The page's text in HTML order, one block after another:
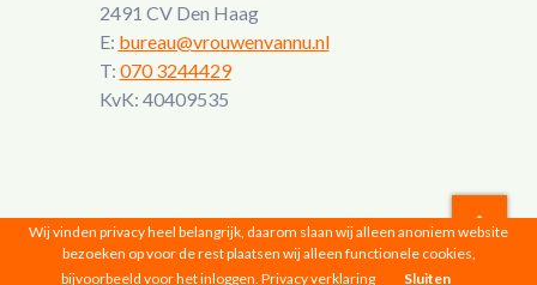
2491 CV Den Haag
E: bureau@vrouwenvannu.nl
T: 070 3244429
KvK: 40409535
Vrouwen van Nu © 2026 |Privacyverklaring
Wij vinden privacy heel belangrijk, daarom slaan wij alleen anoniem website
bezoeken op voor de rest plaatsen wij alleen functionele cookies,
bijvoorbeeld voor het inloggen. Privacy verklaring Sluiten